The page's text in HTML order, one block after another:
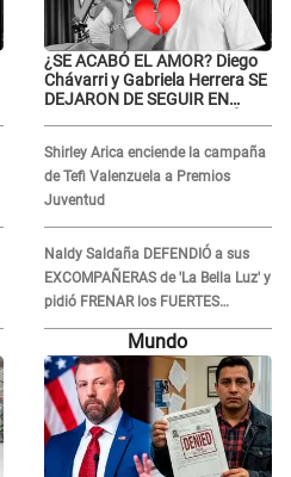
¿SE ACABÓ EL AMOR? Diego
Chávarri y Gabriela Herrera SE
DEJARON DE SEGUIR EN
Shirley Arica enciende la campaña
de Tefi Valenzuela a Premios
Juventud
Naldy Saldaña DEFENDIÓ a sus
EXCOMPAÑERAS de 'La Bella Luz' y
pidió FRENAR los FUERTES
ATAQUES en redes: “Aquí el único
Mundo